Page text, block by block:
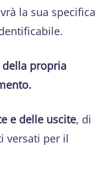
la sua specifica
della propria
e delle uscite, di
versati per il